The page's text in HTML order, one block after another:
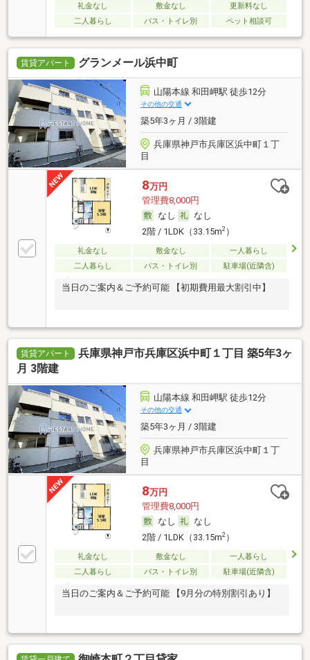
礼金なし 敷金なし
更新料なし
二人暮らし
バス・トイレ別 ペット相談可
賃貸アパート グランメール浜中町
山陽本線 和田岬駅 徒歩12分
その他の交通
築5年3ヶ月 / 3階建
兵庫県神戸市兵庫区浜中町１丁
目
8万円
管理費8,000円
なし
なし
2階 / 1LDK（33.15m2）
礼金なし 敷金なし
一人暮らし
二人暮らし
バス・トイレ別 駐車場(近隣含)
当日のご案内＆ご予約可能 【初期費用最大割引中】
賃貸アパート
兵庫県神戸市兵庫区浜中町１丁目 築5年3ヶ
月 3階建
山陽本線 和田岬駅 徒歩12分
その他の交通
築5年3ヶ月 / 3階建
兵庫県神戸市兵庫区浜中町１丁
目
8万円
管理費8,000円
なし
なし
2階 / 1LDK（33.15m2）
礼金なし 敷金なし
一人暮らし
二人暮らし
バス・トイレ別 駐車場(近隣含)
当日のご案内＆ご予約可能 【9月分の特別割引あり】